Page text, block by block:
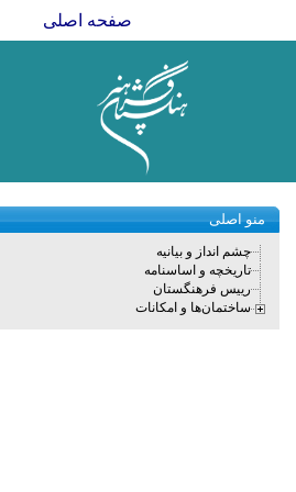
صفحه اصلی
منو اصلی
چشم انداز و بیانیه
تاریخچه و اساسنامه
رییس فرهنگستان
ساختمان‌ها و امکانات